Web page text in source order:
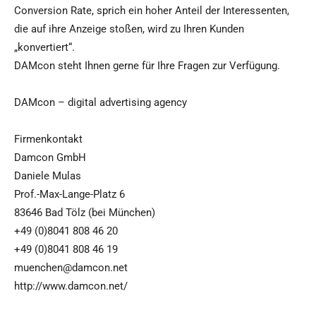
Conversion Rate, sprich ein hoher Anteil der Interessenten,
die auf ihre Anzeige stoßen, wird zu Ihren Kunden
„konvertiert“.
DAMcon steht Ihnen gerne für Ihre Fragen zur Verfügung.
DAMcon – digital advertising agency
Firmenkontakt
Damcon GmbH
Daniele Mulas
Prof.-Max-Lange-Platz 6
83646 Bad Tölz (bei München)
+49 (0)8041 808 46 20
+49 (0)8041 808 46 19
muenchen@damcon.net
http://www.damcon.net/